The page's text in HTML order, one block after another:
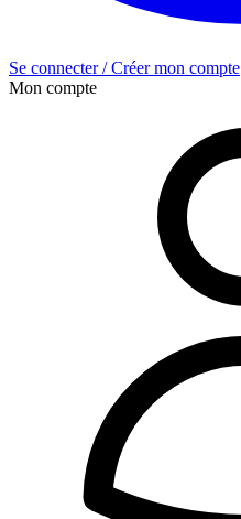
Se connecter / Créer mon compte
Mon compte